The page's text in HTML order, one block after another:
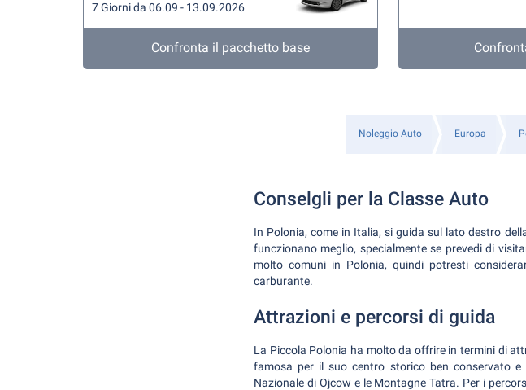
7 Giorni da 06.09 - 13.09.2026
Confronta il pacchetto base
Noleggio Auto Europa
Conselgli per la Classe Auto
In Polonia, come in Italia, si guida sul lato destro
funczionano meglio, specialmente se prevedi di
molto comuni in Polonia, quindi potresti
carburante.
Attrazioni e percorsi di guida
La Piccola Polonia ha molto da offrire in termini di
famosa per il suo centro storico ben conservato
Nazionale di Ojcow e le Montagne Tatra. Per i